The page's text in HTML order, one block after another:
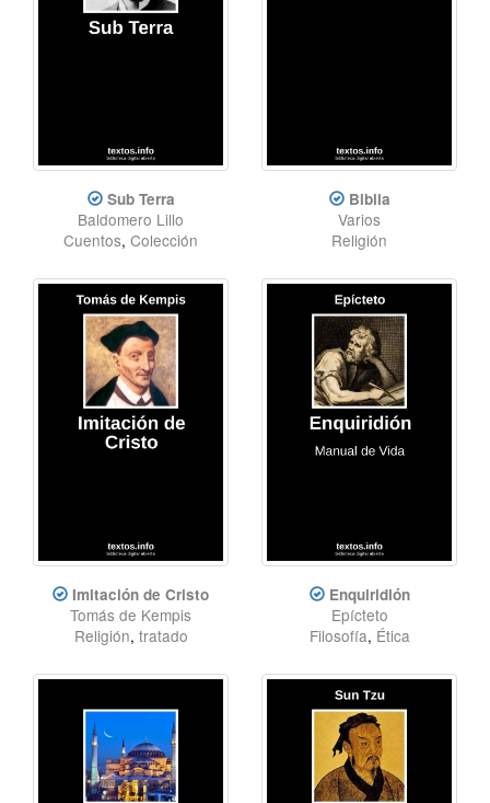
Sub Terra
Baldomero Lillo
Cuentos, Colección
Biblia
Varios
Religión
Imitación de Cristo
Tomás de Kempis
Religión, tratado
Enquiridión
Epícteto
Filosofía, Ética